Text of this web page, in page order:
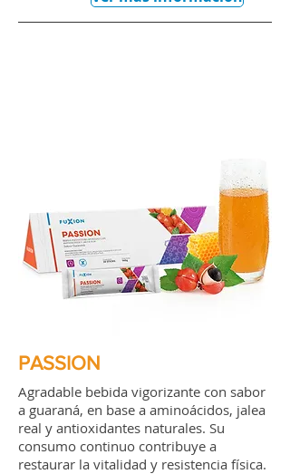
PASSION
Agradable bebida vigorizante con sabor
a guaraná, en base a aminoácidos, jalea
real y antioxidantes naturales. Su
consumo continuo contribuye a
restaurar la vitalidad y resistencia física.